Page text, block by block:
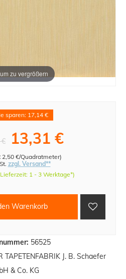
zu vergrößern
56525
TAPETENFABRIK J. B. Schaefer
& Co. KG
sparen: 17,14 €
13,31 €
2,50 €/Quadratmeter)
zzgl. Versand**
1 - 3 Werktage*)
Warenkorb